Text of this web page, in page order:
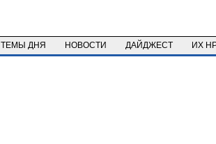
ТЕМЫ ДНЯ НОВОСТИ ДАЙДЖЕСТ ИХ